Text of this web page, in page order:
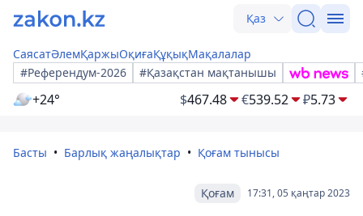
Қаз
СаясатӘлемҚаржыОқиғаҚұқықМақалалар
#Референдум-2026
#Қазақстан мақтанышы
+24° $467.48 €539.52 ₽5.73
Басты Барлық жаңалықтар Қоғам тынысы
17:31, 05 қаңтар 2023
Қоғам